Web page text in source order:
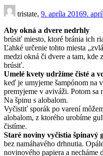
tristate, 9. apríla 20169.
Aby okná a dvere nedrhly
brúsiť miesto, ktoré bránia ich
Ľahké určenie tohto miesta
medzi okná či dvere a tam, kde
brúsiť.
Umelé kvety udržíme čisté a
keď je umyjeme šampónom na
premyjeme v aviváži. Potom
Na špinu s alobalom.
Vyčistiť sporák po varení
alobalom, z ktorého urobíme
čistíme.
Staré noviny vyčistia špinavý
bez namáhavého drhnutia.
novinového papiera a